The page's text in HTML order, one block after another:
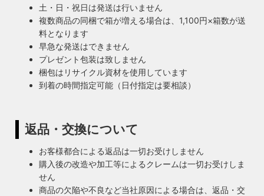
土・日・祝日は発送は行いません
複数商品の同梱で箱が増える場合は、1,100円×箱数が送
料となります
早急な発送はできません
プレゼント包装は致しません
梱包はリサイクル資材を使用しています
到着の時間指定可能（日付指定は要相談）
返品・交換について
お客様都合による返品は一切お受けしません
購入後の改造や加工等によるクレームは一切お受けしま
せん
商品の欠陥や不良など当社原因による場合は、返品・交